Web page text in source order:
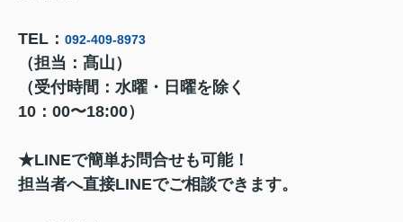
TEL： 092-409-8973
（担当：髙山）
（受付時間：水曜・日曜を除く
10：00〜18:00）
★LINEで簡単お問合せも可能！
担当者へ直接LINEでご相談できます。